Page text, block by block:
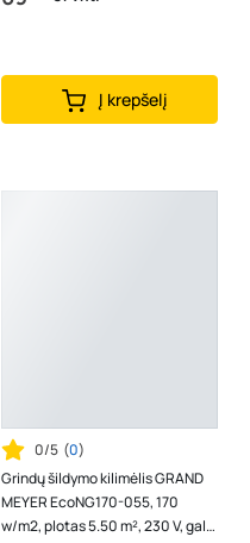
Į krepšelį
0/5 (0)
Grindų šildymo kilimėlis GRAND
MEYER EcoNG170-055, 170
w/m2, plotas 5.50 m², 230 V, galia